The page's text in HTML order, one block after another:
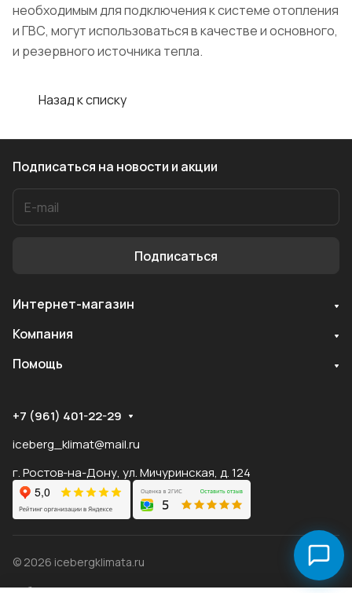
необходимым для подключения к системе отопления
и ГВС, могут использоваться в качестве и основного,
и резервного источника тепла.
Назад к списку
Подписаться на новости и акции
Подписаться
Интернет-магазин
Компания
Помощь
+7 (961) 401-22-29
iceberg_klimat@mail.ru
г. Ростов-на-Дону, ул. Мичуринская, д. 124
© 2026 icebergklimata.ru